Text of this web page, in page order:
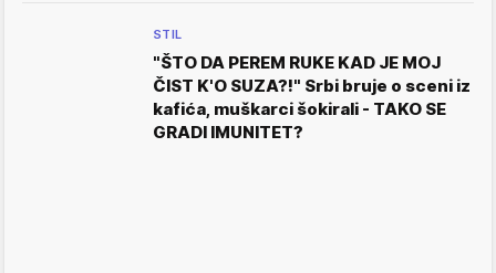
STIL
"ŠTO DA PEREM RUKE KAD JE MOJ
ČIST K'O SUZA?!" Srbi bruje o sceni iz
kafića, muškarci šokirali - TAKO SE
GRADI IMUNITET?